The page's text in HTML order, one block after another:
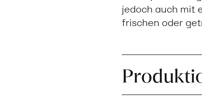
jedoch auch mit
frischen oder